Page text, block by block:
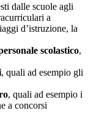
dalle scuole agli
a
d’istruzione, la
scolastico,
, quali ad esempio gli
, quali ad esempio i
a concorsi